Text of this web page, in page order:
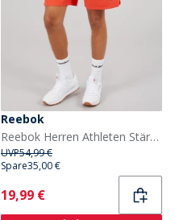
Reebok
Reebok Herren Athleten Stärke Shorts Energy Red
UVP54,99 €
Spare35,00 €
Current
19,99 €